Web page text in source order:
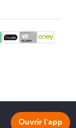
Ouvrir l'app